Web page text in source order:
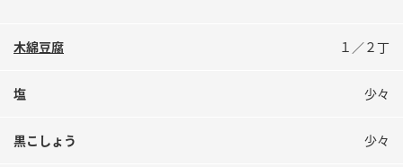
木綿豆腐 １／２丁
塩 少々
黒こしょう 少々